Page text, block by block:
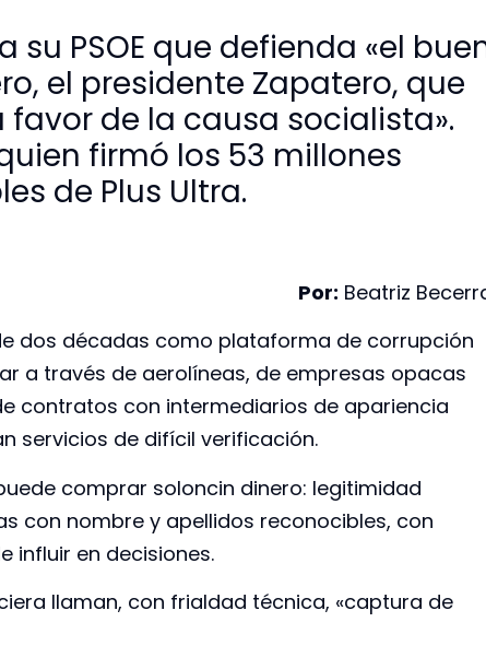
su PSOE que defienda «el
el presidente Zapatero, que
de la causa socialista».
firmó los 53 millones
de Plus Ultra.
Por: Beatriz
dos décadas como plataforma de corrupción
a través de aerolíneas, de empresas opacas
contratos con intermediarios de apariencia
servicios de difícil verificación.
comprar soloncin dinero: legitimidad
con nombre y apellidos reconocibles, con
influir en decisiones.
llaman, con frialdad técnica, «captura de